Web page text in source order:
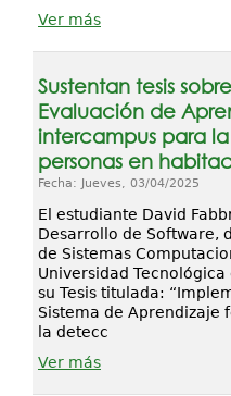
Ver más
Sustentan tesis
Evaluación de
intercampus para
personas en
Fecha: Jueves, 03/04/2025
El estudiante David
Desarrollo de Software,
de Sistemas
Universidad Tecnológica
su Tesis titulada:
Sistema de Aprendizaje
la detecc
Ver más